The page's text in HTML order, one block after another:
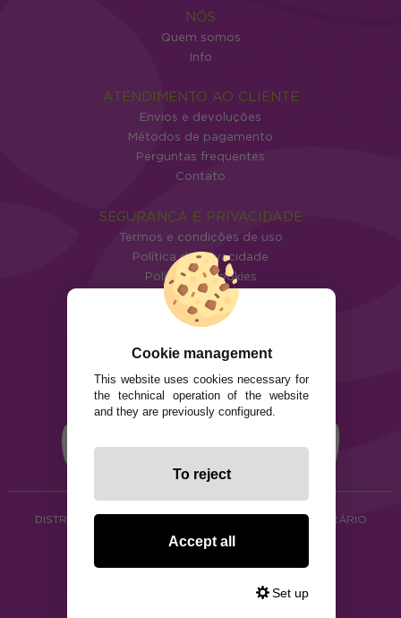
NÓS
Quem somos
Info
ATENDIMENTO AO CLIENTE
Envios e devoluções
Métodos de pagamento
Perguntas frequentes
Contato
SEGURANÇA E PRIVACIDADE
Termos e condições de uso
Política de privacidade
Política de cookies
DISTRIBUIÇÃO DE ALIMENTOS ORGÂNICOS E HERBORÁRIO
Copyright © 2026 ·www.ecocash.pt
Cookie management
This website uses cookies necessary for
the technical operation of the website
and they are previously configured.
To reject
Accept all
Set up